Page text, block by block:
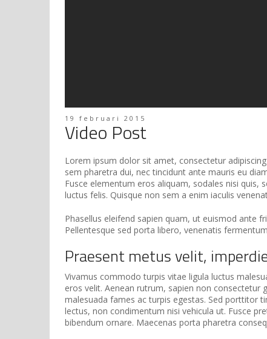
19 februari 2015
Video Post
Lorem ipsum dolor sit amet, consectetur
sem pharetra dui, nec tincidunt ante mauris eu
Fusce elementum eros aliquam, sodales nisi quis,
luctus felis. Quisque non sem a enim iaculis
Phasellus eleifend sapien quam, ut euismod ante
Pellentesque sed porta libero, venenatis
Praesent metus velit,
Vivamus commodo turpis vitae ligula luctus
eros velit. Aenean rutrum, sapien non
malesuada fames ac turpis egestas. Sed porttitor
lectus, non condimentum nisi vehicula ut. Fusce
bibendum ornare. Maecenas porta pharetra